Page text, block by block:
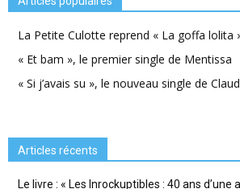
La Petite Culotte reprend « La goffa lolita
« Et bam », le premier single de Mentissa
« Si j’avais su », le nouveau single de
Articles récents
Le livre : « Les Inrockuptibles : 40 ans d’une